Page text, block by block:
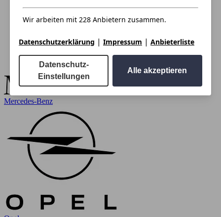
Mercedes-Benz
Wir arbeiten mit 228 Anbietern zusammen.
Datenschutzerklärung | Impressum | Anbieterliste
Datenschutz-
Einstellungen
Alle akzeptieren